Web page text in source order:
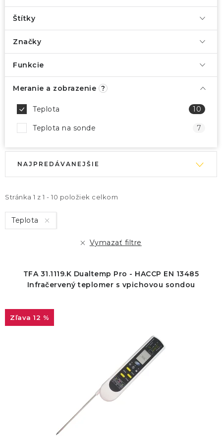
Štítky
Značky
Funkcie
Meranie a zobrazenie ?
Teplota 10
Teplota na sonde 7
i
s
p
t
o
Stránka 1 z 1 - 10 položiek celkom
e
n
i
u
k
NAJPREDÁVANEJŠIE
Teplota
Vymazať filtre
TFA 31.1119.K Dualtemp Pro - HACCP EN 13485
Infračervený teplomer s vpichovou sondou
12 %